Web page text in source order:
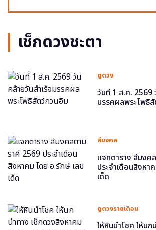
เช็กดวงชะตา
ดูดวง
วันที่ 1 ส.ค. 2569
มรรคผลพระโพธิ
สีมงคล
แจกตาราง สีมงค
ประจำเดือนสิงหา
เด็ด
ดูดวงรายเดือน
ให้หินนำโชค ให้นก